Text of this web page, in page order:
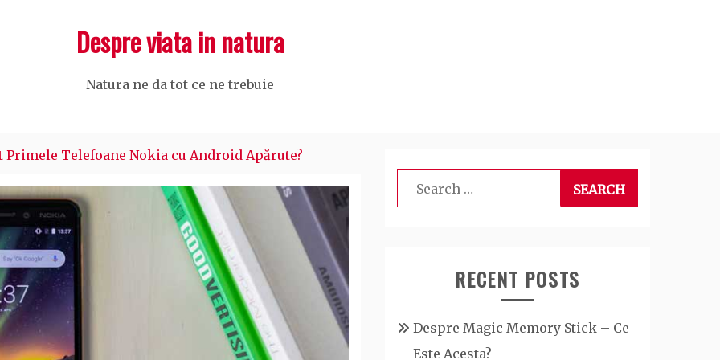
Despre viata in natura
Natura ne da tot ce ne trebuie
Primele Telefoane Nokia cu Android Apărute?
Search
for:
RECENT POSTS
Despre Magic Memory Stick – Ce
Este Acesta?